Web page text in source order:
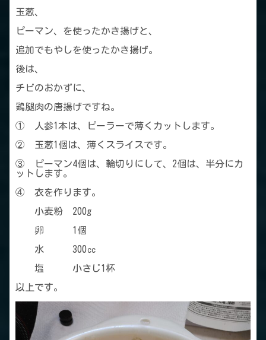
玉葱、
ピーマン、を使ったかき揚げと、
追加でもやしを使ったかき揚げ。
後は、
チビのおかずに、
鶏腿肉の唐揚げですね。
① 人参1本は、ピーラーで薄くカットします。
② 玉葱1個は、薄くスライスです。
③ ピーマン4個は、輪切りにして、2個は、半分にカ
ットします。
④ 衣を作ります。
小麦粉 200g
卵 1個
水 300㏄
塩 小さじ1杯
以上です。